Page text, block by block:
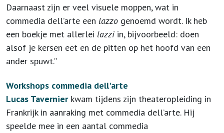
Daarnaast zijn er veel visuele moppen, wat in
commedia dell’arte een lazzo genoemd wordt. Ik heb
een boekje met allerlei lazzi in, bijvoorbeeld: doen
alsof je kersen eet en de pitten op het hoofd van een
ander spuwt.”
Workshops commedia dell'arte
Lucas Tavernierkwam tijdens zijn theateropleiding in
Frankrijk in aanraking met commedia dell’arte. Hij
speelde mee in een aantal commedia